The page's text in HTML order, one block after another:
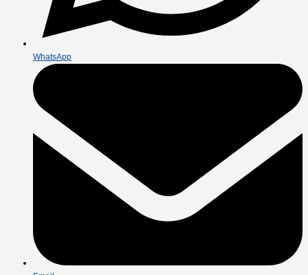
WhatsApp